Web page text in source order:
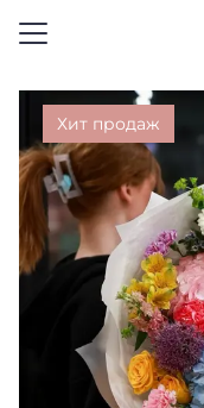
Хит продаж